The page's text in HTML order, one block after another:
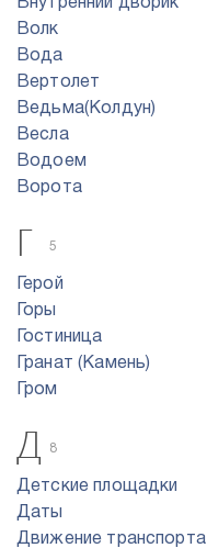
Внутренний дворик
Волк
Вода
Вертолет
Ведьма(Колдун)
Весла
Водоем
Ворота
Г 5
Герой
Горы
Гостиница
Гранат (Камень)
Гром
Д 8
Детские площадки
Даты
Движение транспорта